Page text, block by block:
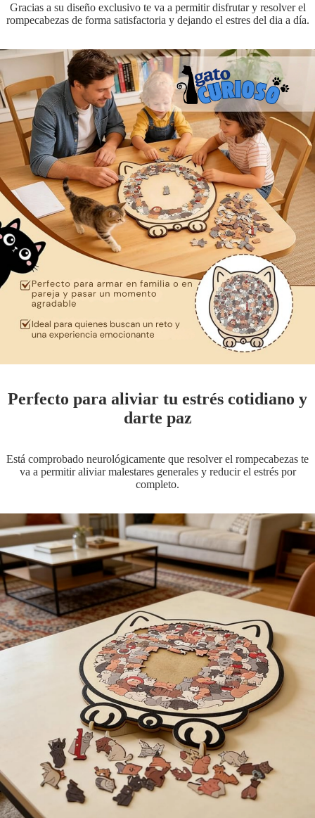
Gracias a su diseño exclusivo te va a permitir disfrutar y resolver el
rompecabezas de forma satisfactoria y dejando el estres del dia a día.
Perfecto para aliviar tu estrés cotidiano y
darte paz
Está comprobado neurológicamente que resolver el rompecabezas te
va a permitir aliviar malestares generales y reducir el estrés por
completo.